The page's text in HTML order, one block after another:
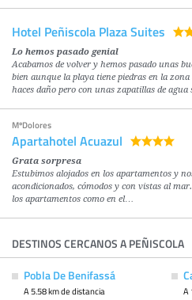
Hotel Peñiscola Plaza Suites
Lo hemos pasado genial
Acabamos de volver y hemos pasado unas
bien aunque la playa tiene piedras en la
haces daño pero con unas zapatillas de agua
MºDolores
Apartahotel Acuazul
Grata sorpresa
Estubimos alojados en los apartamentos y
acondicionados, cómodos y con vistas al
los apartamentos como en el…
DESTINOS CERCANOS A PEÑISCOLA
Pobla De Benifassá
A 5.58 km de distancia
A